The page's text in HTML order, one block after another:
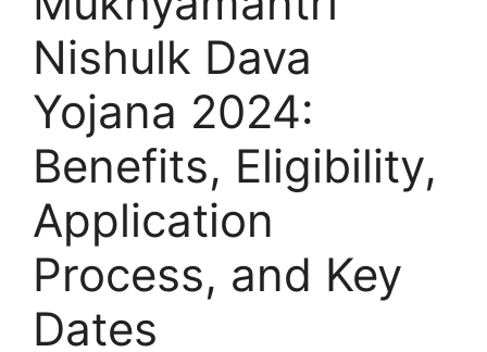
Nishulk Dava
Yojana 2024:
Benefits, Eligibility,
Application
Process, and Key
Dates